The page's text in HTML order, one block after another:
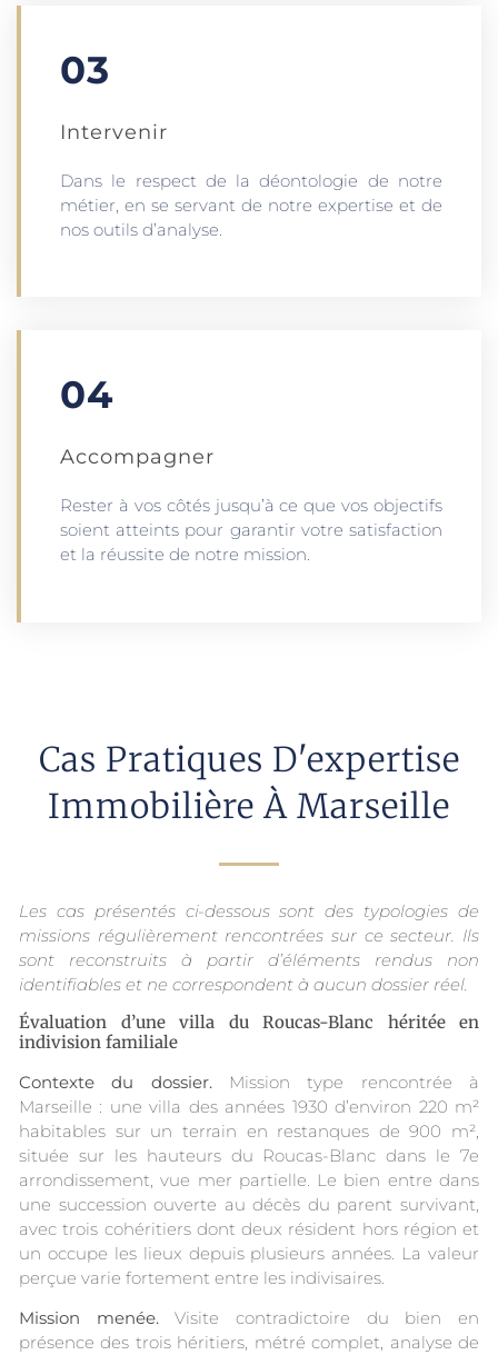
03
Intervenir
Dans le respect de la déontologie de notre
métier, en se servant de notre expertise et de
nos outils d’analyse.
04
Accompagner
Rester à vos côtés jusqu’à ce que vos objectifs
soient atteints pour garantir votre satisfaction
et la réussite de notre mission.
Cas Pratiques D'expertise
Immobilière À Marseille
Les cas présentés ci-dessous sont des typologies de
missions régulièrement rencontrées sur ce secteur. Ils
sont reconstruits à partir d’éléments rendus non
identifiables et ne correspondent à aucun dossier réel.
Évaluation d’une villa du Roucas-Blanc héritée en
indivision familiale
Contexte du dossier.Mission type rencontrée à
Marseille : une villa des années 1930 d’environ 220 m²
habitables sur un terrain en restanques de 900 m²,
située sur les hauteurs du Roucas-Blanc dans le 7e
arrondissement, vue mer partielle. Le bien entre dans
une succession ouverte au décès du parent survivant,
avec trois cohéritiers dont deux résident hors région et
un occupe les lieux depuis plusieurs années. La valeur
perçue varie fortement entre les indivisaires.
Mission menée.Visite contradictoire du bien en
présence des trois héritiers, métré complet, analyse de